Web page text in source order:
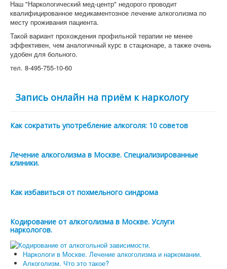
Наш "Наркологический мед-центр" недорого проводит
квалифицированное медикаментозное лечение алкоголизма по
месту проживания пациента.
Такой вариант прохождения профильной терапии не менее
эффективен, чем аналогичный курс в стационаре, а также очень
удобен для больного.
тел. 8-495-755-10-60
Запись онлайн на приём к наркологу
Как сократить употребление алкоголя: 10 советов
Лечение алкоголизма в Москве. Специализированные
клиники.
Как избавиться от похмельного синдрома
Кодирование от алкоголизма в Москве. Услуги
наркологов.
Наркологи в Москве. Лечение алкоголизма и наркомании.
Алкоголизм. Что это такое?